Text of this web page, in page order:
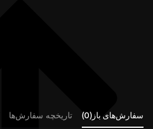
سفارش‌های باز(0) تاریخچه سفارش‌ها